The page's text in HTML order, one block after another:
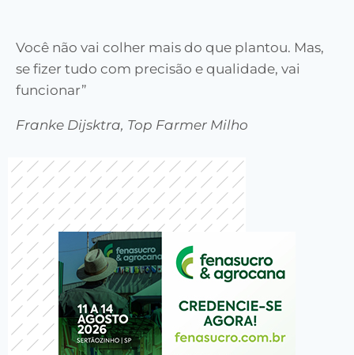
Você não vai colher mais do que plantou. Mas,
se fizer tudo com precisão e qualidade, vai
funcionar”
Franke Dijsktra, Top Farmer Milho